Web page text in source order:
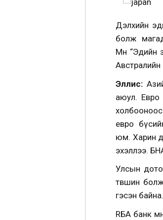
Дэлхийн
болж
Мөн “Эдийн
Австралийн
Эллис:
аюул. Евро
холбооноос
евро
юм. Харин
эхэллээ.
Улсын
төвшин
гэсэн байна.
RБА банк